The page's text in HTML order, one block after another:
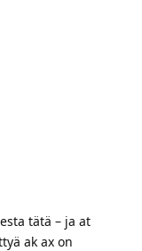
tätä – ja at
ak ax on